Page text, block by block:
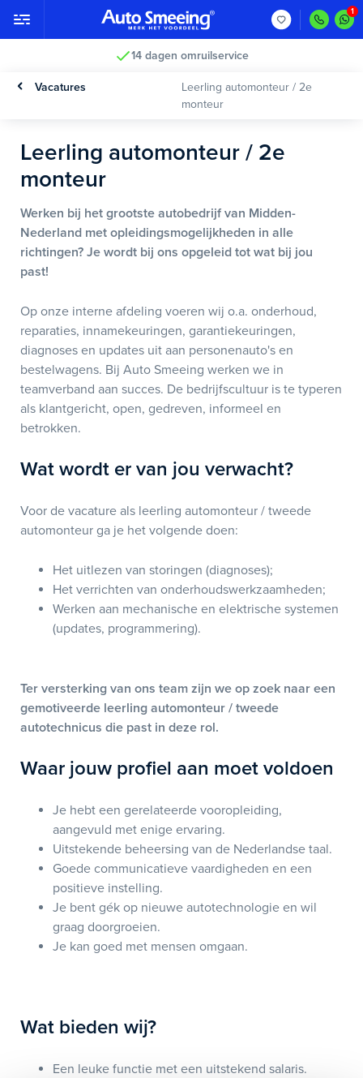
14 dagen omruilservice
Vacatures
Leerling automonteur / 2e
monteur
Leerling automonteur / 2e
monteur
Werken bij het grootste autobedrijf van Midden-
Nederland met opleidingsmogelijkheden in alle
richtingen? Je wordt bij ons opgeleid tot wat bij jou
past!
Op onze interne afdeling voeren wij o.a. onderhoud,
reparaties, innamekeuringen, garantiekeuringen,
diagnoses en updates uit aan personenauto's en
bestelwagens. Bij Auto Smeeing werken we in
teamverband aan succes. De bedrijfscultuur is te typeren
als klantgericht, open, gedreven, informeel en
betrokken.
Wat wordt er van jou verwacht?
Voor de vacature als leerling automonteur / tweede
automonteur ga je het volgende doen:
Het uitlezen van storingen (diagnoses);
Het verrichten van onderhoudswerkzaamheden;
Werken aan mechanische en elektrische systemen
(updates, programmering).
Ter versterking van ons team zijn we op zoek naar een
gemotiveerde leerling automonteur / tweede
autotechnicus die past in deze rol.
Waar jouw profiel aan moet voldoen
Je hebt een gerelateerde vooropleiding,
aangevuld met enige ervaring.
Uitstekende beheersing van de Nederlandse taal.
Goede communicatieve vaardigheden en een
positieve instelling.
Je bent gék op nieuwe autotechnologie en wil
graag doorgroeien.
Je kan goed met mensen omgaan.
Wat bieden wij?
Een leuke functie met een uitstekend salaris.